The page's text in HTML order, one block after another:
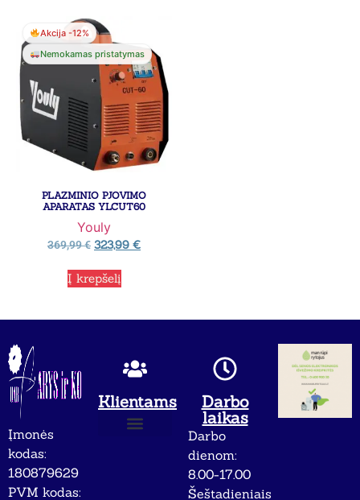
Akcija -12%
Nemokamas pristatymas
PLAZMINIO PJOVIMO
APARATAS YLCUT60
Youly
369,99€ 323,99 €
Į krepšelį
Įmonės
kodas:
180879629
PVM kodas:
Klientams
Darbo
laikas
Darbo
dienom:
8.00-17.00
Šeštadieniais